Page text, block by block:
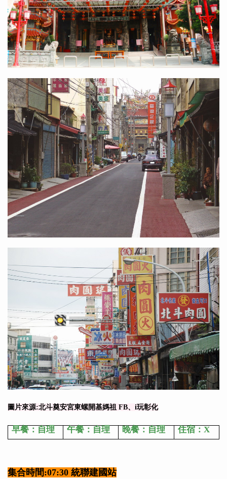
圖片來源:北斗奠安宮東螺開基媽祖 FB、i玩彰化
早餐：自理 午餐：自理 晚餐：自理 住宿：X
集合時間:07:30 統聯建國站